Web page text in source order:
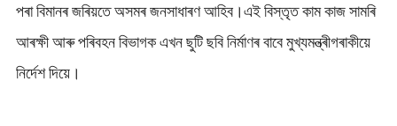
পৰা বিমানৰ জৰিয়তে অসমৰ জনসাধাৰণ আহিব।এই বিস্তৃত কাম কাজ সামৰি
আৰক্ষী আৰু পৰিবহন বিভাগক এখন ছুটি ছবি নিৰ্মাণৰ বাবে মুখ্যমন্ত্ৰীগৰাকীয়ে
নিৰ্দেশ দিয়ে।